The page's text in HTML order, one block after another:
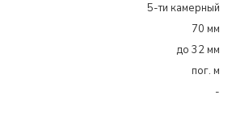
5-ти камерный
70 мм
до 32 мм
пог. м
-